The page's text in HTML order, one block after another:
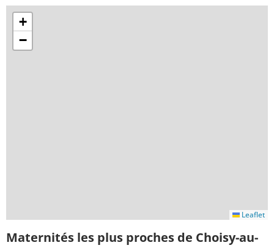
+
−
Leaflet
Maternités les plus proches de Choisy-au-